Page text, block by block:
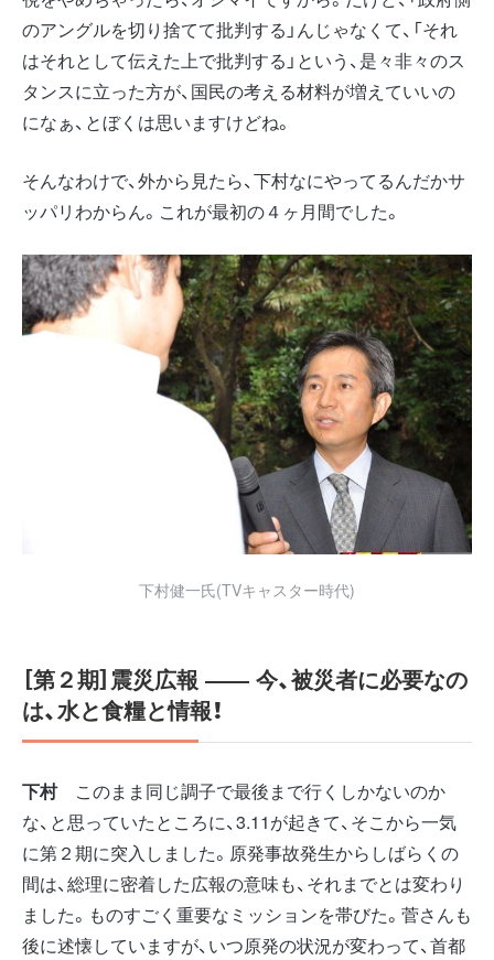
のアングルを切り捨てて批判する」んじゃなくて、「それ
はそれとして伝えた上で批判する」という、是々非々のス
タンスに立った方が、国民の考える材料が増えていいの
になぁ、とぼくは思いますけどね。
そんなわけで、外から見たら、下村なにやってるんだかサ
ッパリわからん。これが最初の４ヶ月間でした。
下村健一氏(TVキャスター時代)
［第２期］震災広報 ―― 今、被災者に必要なの
は、水と食糧と情報！
下村このまま同じ調子で最後まで行くしかないのか
な、と思っていたところに、3.11が起きて、そこから一気
に第２期に突入しました。原発事故発生からしばらくの
間は、総理に密着した広報の意味も、それまでとは変わり
ました。ものすごく重要なミッションを帯びた。菅さんも
後に述懐していますが、いつ原発の状況が変わって、首都